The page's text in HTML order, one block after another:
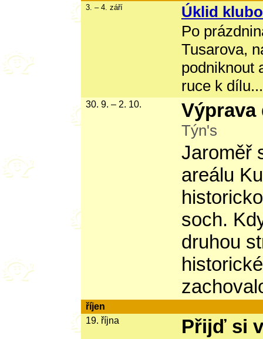
3. – 4. září
Úklid
Po
Tusarova,
podniknout
ruce k dílu...
30. 9. – 2. 10. Výprava
Týn's
Jaroměř
areálu
soch.
druhou
říjen
19. října
Přijď si